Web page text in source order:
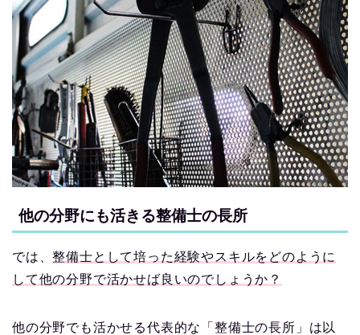
他の分野にも活きる整備士の長所
では、整備士として培った経験やスキルをどのように
して他の分野で活かせば良いのでしょうか？
他の分野でも活かせる代表的な「整備士の長所」は以